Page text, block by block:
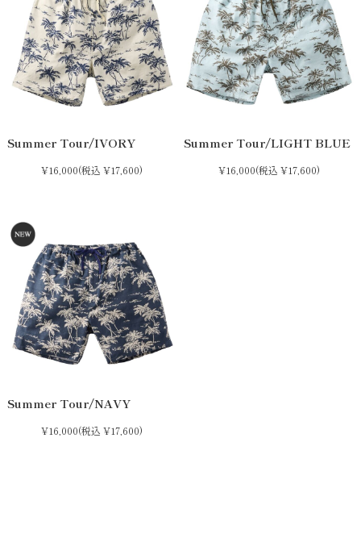
閉じる
Summer Tour/IVORY
¥16,000(税込 ¥17,600)
Summer Tour/LIGHT BLUE
¥16,000(税込 ¥17,600)
Summer Tour/NAVY
¥16,000(税込 ¥17,600)